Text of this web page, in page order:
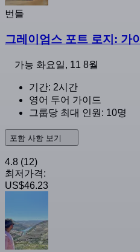
번들
그레이엄스 포트 로지: 가
가능 화요일, 11 8월
기간: 2시간
영어 투어 가이드
그룹당 최대 인원: 10명
포함 사항 보기
4.8 (12)
최저가격:
US$46.23